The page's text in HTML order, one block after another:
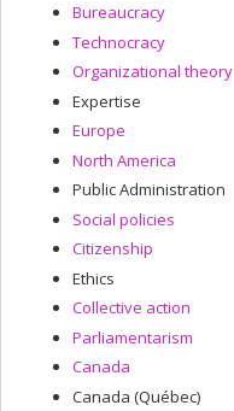
Bureaucracy
Technocracy
Organizational theory
Expertise
Europe
North America
Public Administration
Social policies
Citizenship
Ethics
Collective action
Parliamentarism
Canada
Canada (Québec)